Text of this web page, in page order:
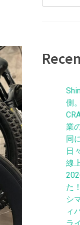
側。
業
同
日
線
た！
シ
ィ